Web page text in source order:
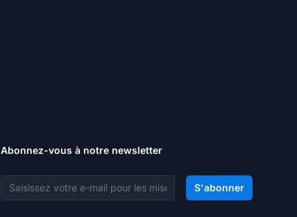
Abonnez-vous à notre newsletter
Adresse e-mail S'abonner